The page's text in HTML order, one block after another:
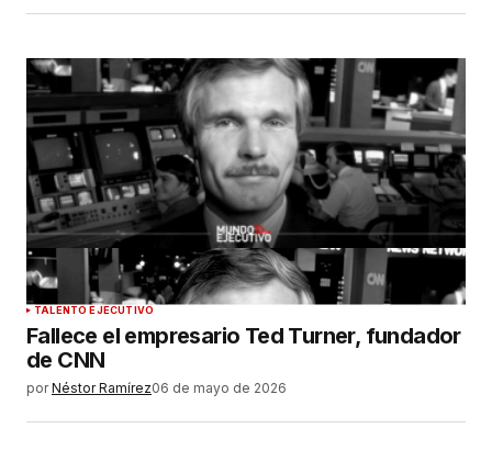
TALENTO EJECUTIVO
Fallece el empresario Ted Turner, fundador
de CNN
por Néstor Ramírez06 de mayo de 2026